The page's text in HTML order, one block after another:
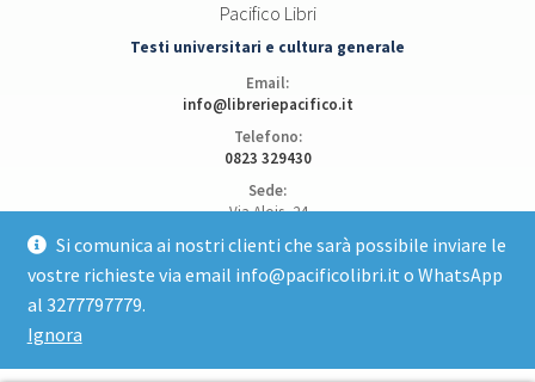
Si comunica ai nostri clienti che sarà possibile inviare le
vostre richieste via email info@pacificolibri.it o WhatsApp
al 3277797779.
Ignora
Pacifico Libri
Testi universitari e cultura generale
Email:
info@libreriepacifico.it
Telefono:
0823 329430
Sede:
Via Alois, 24
81100 Caserta
Apri posizione su Google Maps